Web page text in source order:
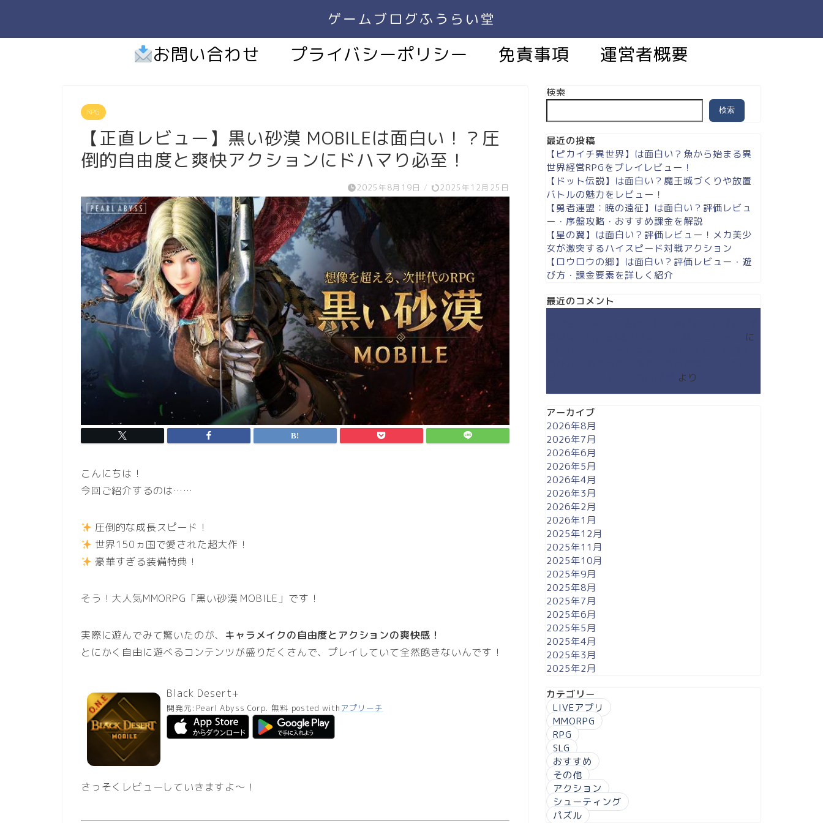
ゲームブログふうらい堂
お問い合わせ プライバシーポリシー 免責事項 運営者概要
RPG
【正直レビュー】黒い砂漠 MOBILEは面白い！？圧
倒的自由度と爽快アクションにドハマり必至！
2025年8月19日 / 2025年12月25日
こんにちは！
今回ご紹介するのは……
圧倒的な成長スピード！
世界150ヵ国で愛された超大作！
豪華すぎる装備特典！
そう！大人気MMORPG「黒い砂漠 MOBILE」です！
実際に遊んでみて驚いたのが、 キャラメイクの自由度とアクションの爽快感！
とにかく自由に遊べるコンテンツが盛りだくさんで、プレイしていて全然飽きないんです！
Black Desert+
開発元: Pearl Abyss Corp. 無料 posted with アプリーチ
さっそくレビューしていきますよ～！
検索
検索
最近の投稿
【ピカイチ異世界】は面白い？魚から始まる異
世界経営RPGをプレイレビュー！
【ドット伝説】は面白い？魔王城づくりや放置
バトルの魅力をレビュー！
【勇者連盟：暁の遠征】は面白い？評価レビュ
ー・序盤攻略・おすすめ課金を解説
【星の翼】は面白い？評価レビュー！メカ美少
女が激突するハイスピード対戦アクション
【ロウロウの郷】は面白い？評価レビュー・遊
び方・課金要素を詳しく紹介
最近のコメント
に
より
アーカイブ
2026年8月
2026年7月
2026年6月
2026年5月
2026年4月
2026年3月
2026年2月
2026年1月
2025年12月
2025年11月
2025年10月
2025年9月
2025年8月
2025年7月
2025年6月
2025年5月
2025年4月
2025年3月
2025年2月
カテゴリー
LIVEアプリ
MMORPG
RPG
SLG
おすすめ
その他
アクション
シューティング
パズル